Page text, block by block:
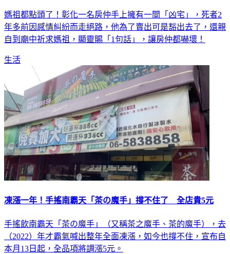
媽祖都點頭了！彰化一名房仲手上擁有一間「凶宅」，死者2
年多前因感情糾紛而走絕路，他為了賣出可是豁出去了，還親
自到廟中祈求媽祖，顯靈賜「1句話」，讓房仲都嚇壞！
生活
凍漲一年！手搖南霸天「茶の魔手」撐不住了 全店貴5元
手搖飲南霸天「茶の魔手」（又稱茶之魔手、茶的魔手），去
（2022）年才霸氣喊出整年全面凍漲，如今也撐不住，宣布自
本月13日起，全品項將調漲5元。